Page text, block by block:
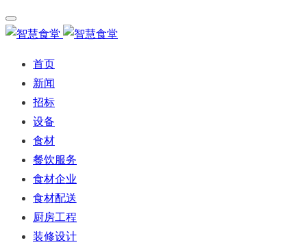
首页
新闻
招标
设备
食材
餐饮服务
食材企业
食材配送
厨房工程
装修设计